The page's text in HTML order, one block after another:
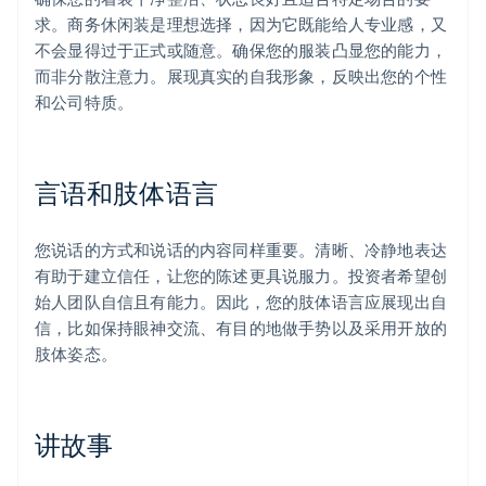
求。商务休闲装是理想选择，因为它既能给人专业感，又
不会显得过于正式或随意。确保您的服装凸显您的能力，
而非分散注意力。展现真实的自我形象，反映出您的个性
和公司特质。
言语和肢体语言
您说话的方式和说话的内容同样重要。清晰、冷静地表达
有助于建立信任，让您的陈述更具说服力。投资者希望创
始人团队自信且有能力。因此，您的肢体语言应展现出自
信，比如保持眼神交流、有目的地做手势以及采用开放的
肢体姿态。
讲故事